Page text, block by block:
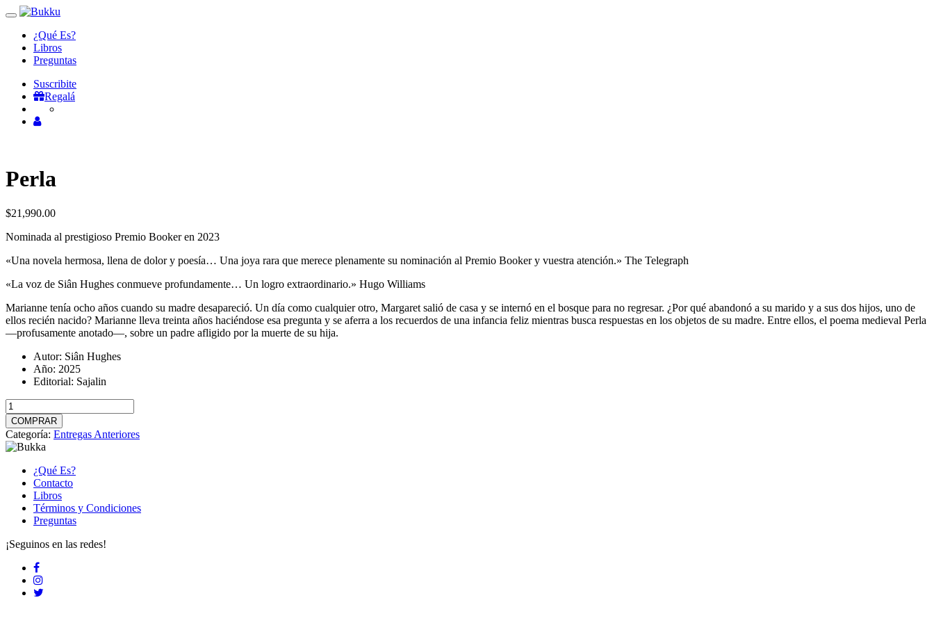
Toggle
navigation¿Qué Es?
Libros
Preguntas
Suscribite
Regalá
Perla
$21,990.00
Nominada al prestigioso Premio Booker en 2023
«Una novela hermosa, llena de dolor y poesía… Una joya rara que merece plenamente su nominación al Premio Booker y vuestra atención.» The Telegraph
«La voz de Siân Hughes conmueve profundamente… Un logro extraordinario.» Hugo Williams
Marianne tenía ocho años cuando su madre desapareció. Un día como cualquier otro, Margaret salió de casa y se internó en el bosque para no regresar. ¿Por qué abandonó a su marido y a sus dos hijos, uno de
ellos recién nacido? Marianne lleva treinta años haciéndose esa pregunta y se aferra a los recuerdos de una infancia feliz mientras busca respuestas en los objetos de su madre. Entre ellos, el poema medieval Perla
—profusamente anotado—, sobre un padre afligido por la muerte de su hija.
Autor: Siân Hughes
Año: 2025
Editorial: Sajalin
Perla
cantidad
COMPRAR
Categoría: Entregas Anteriores
¿Qué Es?
Contacto
Libros
Términos y Condiciones
Preguntas
¡Seguinos en las redes!